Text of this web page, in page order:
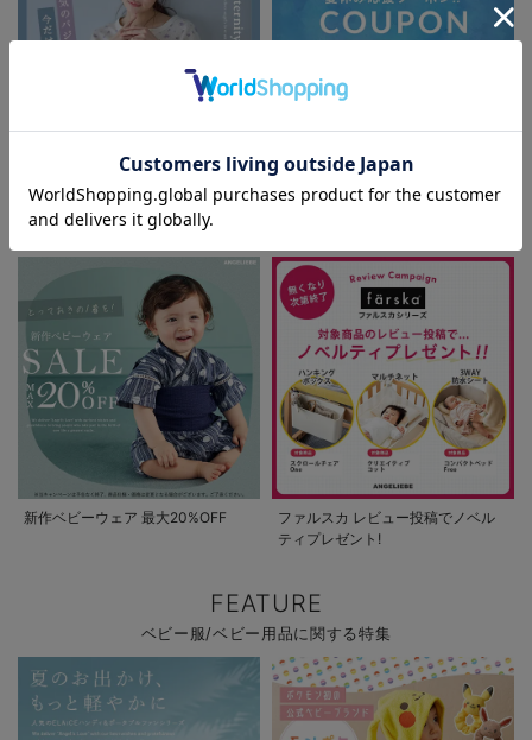
お気に入り商品を確認する
パジャマサマーセール全品5%OFF
夏休み応援クーポン MAX2,000円
新作ベビーウェア 最大20%OFF
ファルスカ レビュー投稿でノベル
ティプレゼント!
FEATURE
ベビー服/ベビー用品に関する特集